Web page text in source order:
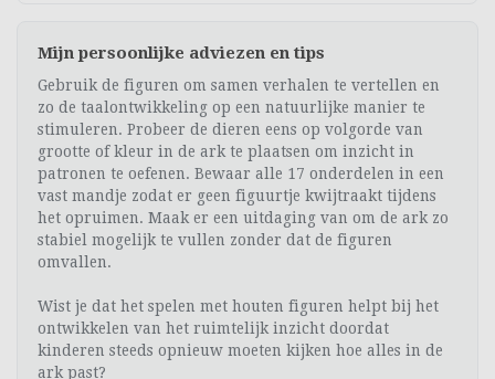
Mijn persoonlijke adviezen en tips
Gebruik de figuren om samen verhalen te vertellen en
zo de taalontwikkeling op een natuurlijke manier te
stimuleren. Probeer de dieren eens op volgorde van
grootte of kleur in de ark te plaatsen om inzicht in
patronen te oefenen. Bewaar alle 17 onderdelen in een
vast mandje zodat er geen figuurtje kwijtraakt tijdens
het opruimen. Maak er een uitdaging van om de ark zo
stabiel mogelijk te vullen zonder dat de figuren
omvallen.
Wist je dat het spelen met houten figuren helpt bij het
ontwikkelen van het ruimtelijk inzicht doordat
kinderen steeds opnieuw moeten kijken hoe alles in de
ark past?